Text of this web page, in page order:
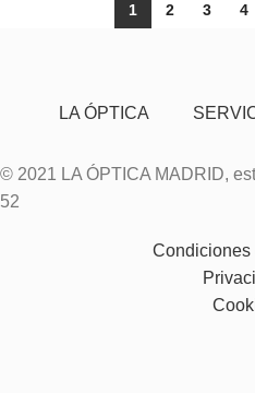
1 2 3 4
LA ÓPTICA
© 2021 LA ÓPTICA MADRID,
52
Condiciones